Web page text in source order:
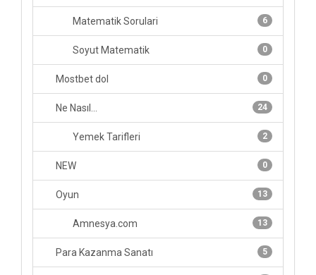
6
Matematik Sorulari
0
Soyut Matematik
0
Mostbet dol
24
Ne Nasıl...
2
Yemek Tarifleri
0
NEW
13
Oyun
13
Amnesya.com
5
Para Kazanma Sanatı